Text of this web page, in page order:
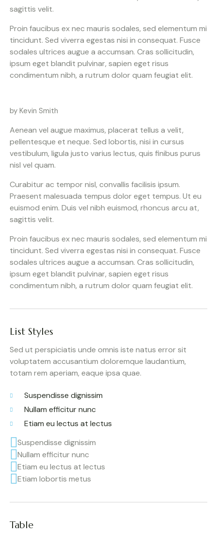
sagittis velit.
Proin faucibus ex nec mauris sodales, sed elementum mi
tincidunt. Sed viverra egestas nisi in consequat. Fusce
sodales ultrices augue a accumsan. Cras sollicitudin,
ipsum eget blandit pulvinar, sapien eget risus
condimentum nibh, a rutrum dolor quam feugiat elit.
by Kevin Smith
Aenean vel augue maximus, placerat tellus a velit,
pellentesque et neque. Sed lobortis, nisi in cursus
vestibulum, ligula justo varius lectus, quis finibus purus
nisl vel quam.
Curabitur ac tempor nisl, convallis facilisis ipsum.
Praesent malesuada tempus dolor eget tempus. Ut eu
euismod enim. Duis vel nibh euismod, rhoncus arcu at,
sagittis velit.
Proin faucibus ex nec mauris sodales, sed elementum mi
tincidunt. Sed viverra egestas nisi in consequat. Fusce
sodales ultrices augue a accumsan. Cras sollicitudin,
ipsum eget blandit pulvinar, sapien eget risus
condimentum nibh, a rutrum dolor quam feugiat elit.
List Styles
Sed ut perspiciatis unde omnis iste natus error sit
voluptatem accusantium doloremque laudantium,
totam rem aperiam, eaque ipsa quae.
Suspendisse dignissim
Nullam efficitur nunc
Etiam eu lectus at lectus
Suspendisse dignissim
Nullam efficitur nunc
Etiam eu lectus at lectus
Etiam lobortis metus
Table